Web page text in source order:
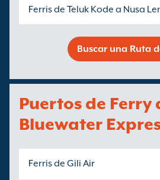
Ferris de Teluk Kode a Nusa
Buscar una Ruta
Puertos de Ferry
Bluewater
Ferris de Gili Air